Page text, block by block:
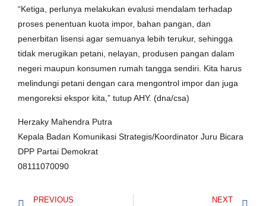
“Ketiga, perlunya melakukan evalusi mendalam terhadap
proses penentuan kuota impor, bahan pangan, dan
penerbitan lisensi agar semuanya lebih terukur, sehingga
tidak merugikan petani, nelayan, produsen pangan dalam
negeri maupun konsumen rumah tangga sendiri. Kita harus
melindungi petani dengan cara mengontrol impor dan juga
mengoreksi ekspor kita,” tutup AHY. (dna/csa)
Herzaky Mahendra Putra
Kepala Badan Komunikasi Strategis/Koordinator Juru Bicara
DPP Partai Demokrat
08111070090
PREVIOUS NEXT